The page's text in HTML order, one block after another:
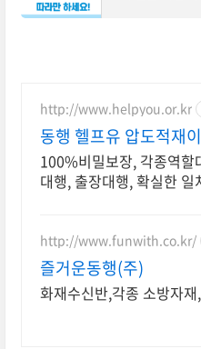
http://www.helpyou.or.kr
동행 헬프유 압도적재
대행, 상황연출 전문
100%비밀보장, 각종역할
대행, 출장대행, 확실한 일
다.
http://www.funwith.co.kr/
즐거운동행(주)
화재수신반,각종 소방자